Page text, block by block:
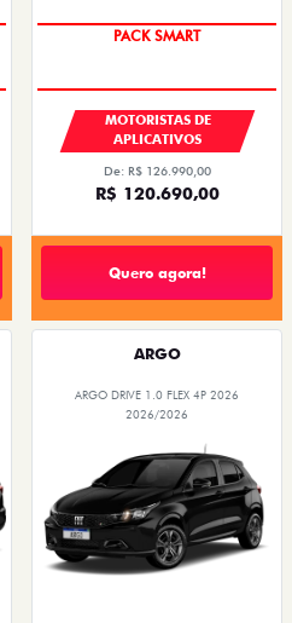
PACK SMART
MOTORISTAS DE
APLICATIVOS
De: R$ 126.990,00
R$ 120.690,00
Quero agora!
ARGO
ARGO DRIVE 1.0 FLEX 4P 2026
2026/2026